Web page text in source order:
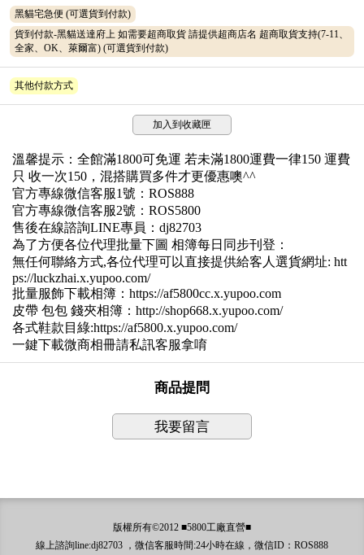
黑貓宅急便 (可選貨到付款)
貨到付款-黑貓送達府上 如需要超商取貨 請提供超商店名 超商取貨支持(7-11、
全家、OK、萊爾富) (可選貨到付款)
其他付款方式
加入到收藏匣
溫馨提示：全館滿1800可免運 若未滿1800運費一律150 運費
只 收一次150，混搭購買多件才更優惠噢^^
官方專線微信客服1號：ROS888
官方專線微信客服2號：ROS5800
售後在線諮詢LINE專員：dj82703
為了方便各位代理批量下圖 相簿每日同步刊登：
無任何聯絡方式,各位代理可以直接提供給客人選貨網址: htt
ps://luckzhai.x.yupoo.com/
批量服飾下載相簿：https://af5800cc.x.yupoo.com
皮帶 包包 錢夾相簿：http://shop668.x.yupoo.com/
各式鞋款目綠:https://af5800.x.yupoo.com/
一鍵下載微商相冊請私訊客服拿唷
商品提問
我要留言
版權所有©2012 ■5800工廠直營■
線上諮詢line:dj82703 ，微信客服時間:24小時在線，微信ID：ROS888